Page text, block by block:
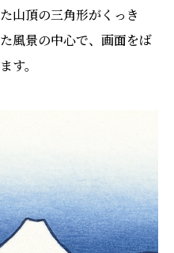
山頂の三角形がくっき
風景の中心で、画面をば
す。